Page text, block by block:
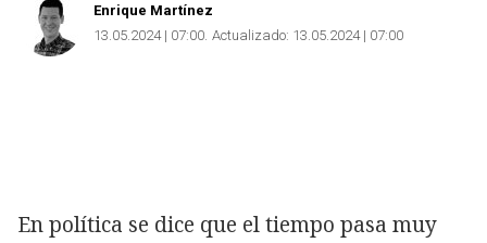
Enrique Martínez
13.05.2024 | 07:00 Actualizado: 13.05.2024 | 07:00
En política se dice que el tiempo pasa muy